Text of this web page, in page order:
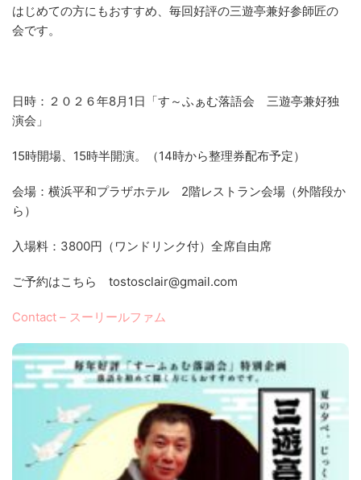
はじめての方にもおすすめ、毎回好評の三遊亭兼好参師匠の
会です。
日時：２０２６年8月1日「す～ふぁむ落語会 三遊亭兼好独
演会」
15時開場、15時半開演。（14時から整理券配布予定）
会場：横浜平和プラザホテル 2階レストラン会場（外階段か
ら）
入場料：3800円（ワンドリンク付）全席自由席
ご予約はこちら tostosclair@gmail.com
Contact – スーリールファム